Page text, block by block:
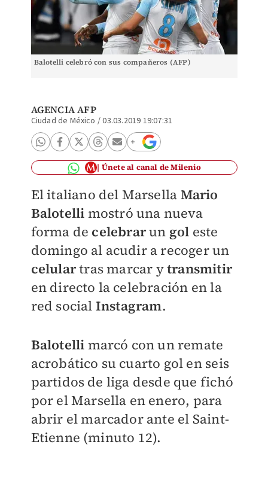
Balotelli celebró con sus compañeros (AFP)
AGENCIA AFP
Ciudad de México /03.03.2019 19:07:31
Únete al canal de Milenio
El italiano del Marsella Mario
Balotelli mostró una nueva
forma de celebrarun gol este
domingo al acudir a recoger un
celulartras marcar ytransmitir
en directo la celebración en la
red social Instagram.
Balotelli marcó con un remate
acrobático su cuarto gol en seis
partidos de liga desde que fichó
por el Marsella en enero, para
abrir el marcador ante el Saint-
Etienne (minuto 12).